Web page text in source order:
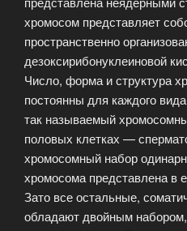
хромосом представляет
пространственно
дезоксирибонуклеиновой
Число, форма и структура
постоянны для каждого
так называемый
половых клетках —
хромосомный набор
хромосома представлена в
Зато все остальные,
обладают двойным